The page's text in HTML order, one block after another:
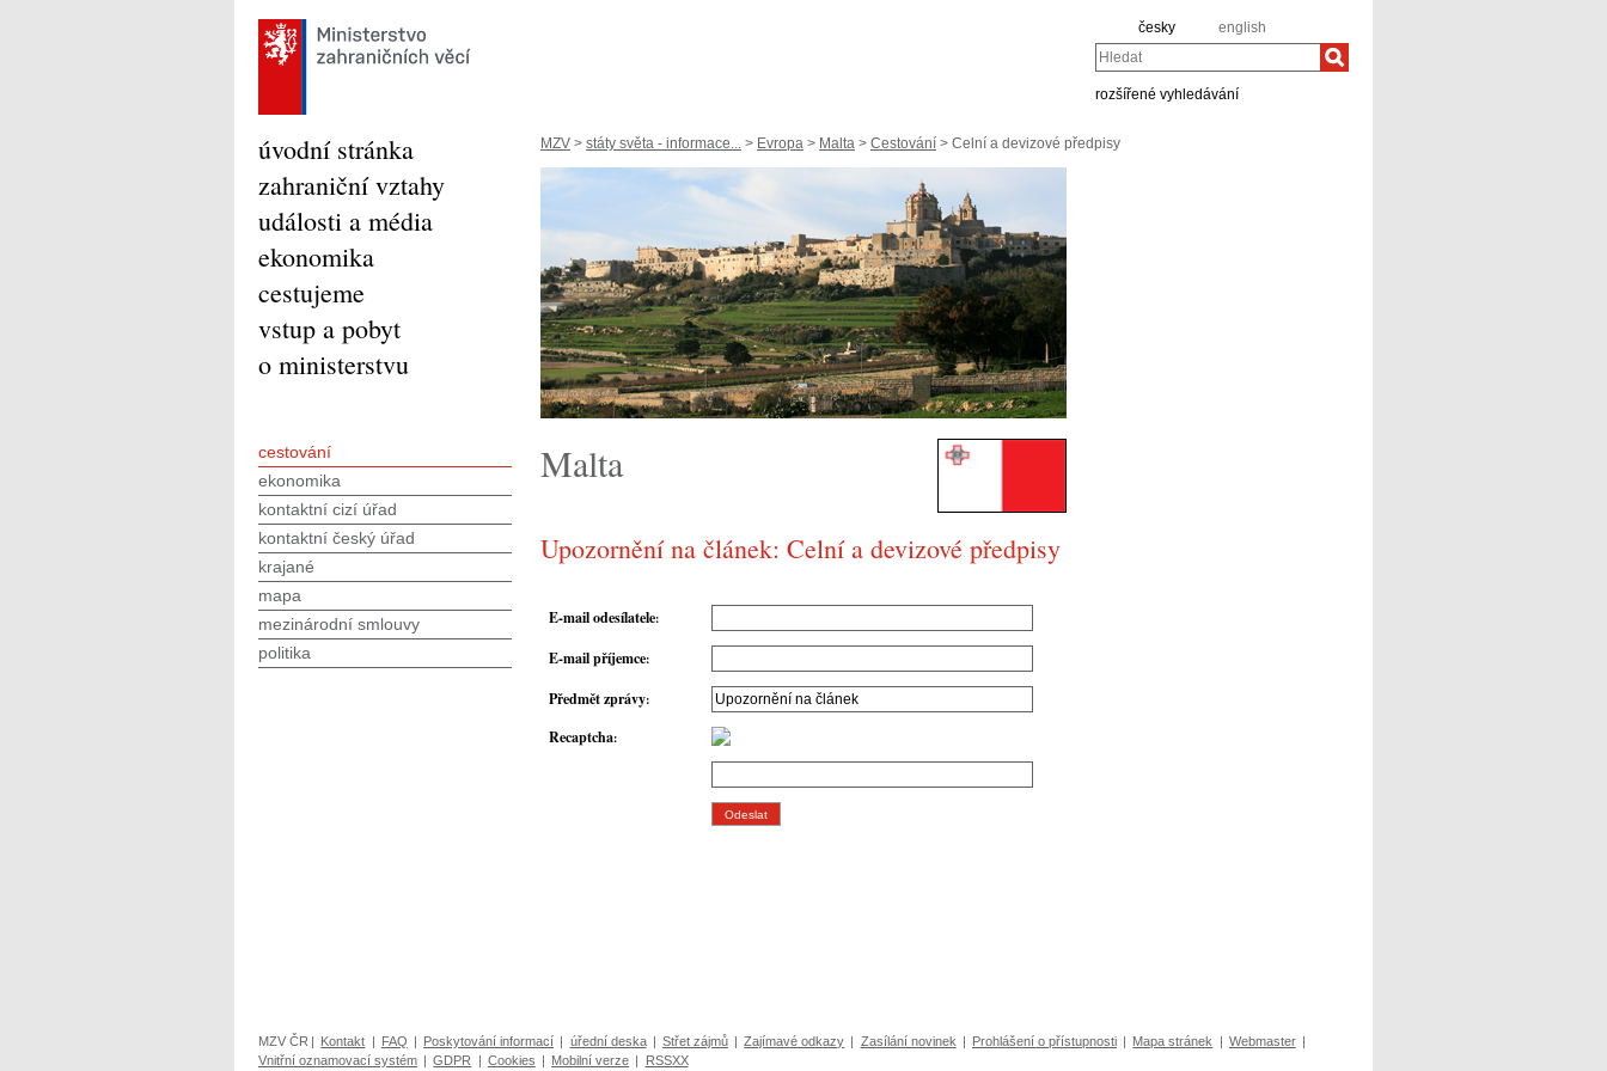
česky english
Hledat
rozšířené vyhledávání
MZV > státy světa - informace... > Evropa > Malta > Cestování > Celní a devizové předpisy
Malta
Upozornění na článek: Celní a devizové předpisy
E-mail odesílatele:
E-mail příjemce:
Předmět zprávy:
Recaptcha:
úvodní stránka
zahraniční vztahy
události a média
ekonomika
cestujeme
vstup a pobyt
o ministerstvu
cestování
ekonomika
kontaktní cizí úřad
kontaktní český úřad
krajané
mapa
mezinárodní smlouvy
politika
MZV ČR | Kontakt | FAQ | Poskytování informací | úřední deska | Střet zájmů | Zajímavé odkazy | Zasílání novinek | Prohlášení o přístupnosti | Mapa stránek | Webmaster |
Vnitřní oznamovací systém | GDPR | Cookies | Mobilní verze | RSSXX